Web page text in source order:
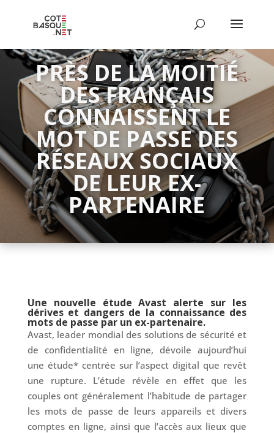
PRÈS DE LA MOITIÉ
DES FRANÇAIS
CONNAISSENT LE
MOT DE PASSE DES
RÉSEAUX SOCIAUX
DE LEUR EX-
PARTENAIRE
Une nouvelle étude Avast alerte sur les
dérives et dangers de la connaissance des
mots de passe par un ex-partenaire.
Avast, leader mondial des solutions de sécurité et
de confidentialité en ligne, dévoile aujourd’hui
une étude* centrée sur l’aspect digital que revêt
une rupture. L’étude révèle en effet que les
couples ont généralement l’habitude de partager
les mots de passe de leurs appareils et divers
comptes en ligne, ainsi que l’accès aux lieux que